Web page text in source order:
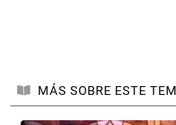
MÁS SOBRE ESTE